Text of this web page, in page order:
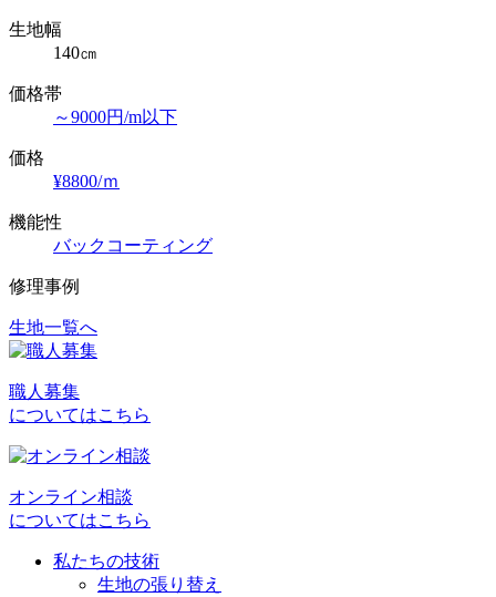
生地幅
140㎝
価格帯
～9000円/m以下
価格
¥8800/ｍ
機能性
バックコーティング
修理事例
投
ナ
ビ
ー
生地一覧へ
職人募集
についてはこちら
オンライン相談
についてはこちら
私たちの技術
生地の張り替え